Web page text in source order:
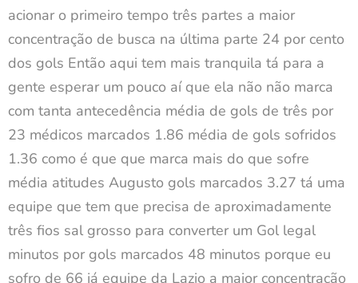
acionar o primeiro tempo três partes a maior
concentração de busca na última parte 24 por cento
dos gols Então aqui tem mais tranquila tá para a
gente esperar um pouco aí que ela não não marca
com tanta antecedência média de gols de três por
23 médicos marcados 1.86 média de gols sofridos
1.36 como é que que marca mais do que sofre
média atitudes Augusto gols marcados 3.27 tá uma
equipe que tem que precisa de aproximadamente
três fios sal grosso para converter um Gol legal
minutos por gols marcados 48 minutos porque eu
sofro de 66 já equipe da Lazio a maior concentração